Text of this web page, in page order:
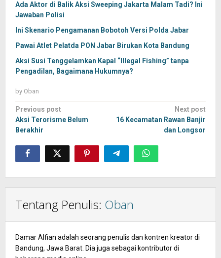
Ada Aktor di Balik Aksi Sweeping Jakarta Malam Tadi? Ini
Jawaban Polisi
Ini Skenario Pengamanan Bobotoh Versi Polda Jabar
Pawai Atlet Pelatda PON Jabar Birukan Kota Bandung
Aksi Susi Tenggelamkan Kapal “Illegal Fishing” tanpa
Pengadilan, Bagaimana Hukumnya?
by Oban
Post
navigation
Previous post
Aksi Terorisme Belum
Berakhir
Next post
16 Kecamatan Rawan Banjir
dan Longsor
Tentang Penulis: Oban
Damar Alfian adalah seorang penulis dan kontren kreator di
Bandung, Jawa Barat. Dia juga sebagai kontributor di